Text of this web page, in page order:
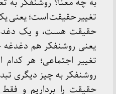
تغییر حقیقت است؛ یعنی
حقیقت هست، و یک
یعنی روشنفکر هم
تغییر اجتماعی؛ هر کدام
روشنفکر به چیز دیگری
حقیقت را برداریم و